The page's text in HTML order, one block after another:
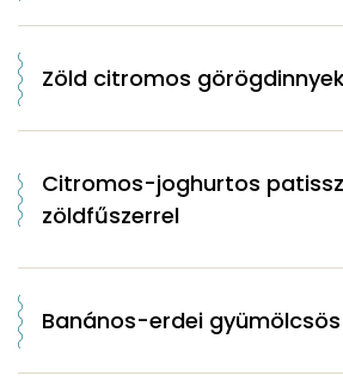
Zöld citromos
Citromos-joghurtos
zöldfűszerrel
Banános-erdei